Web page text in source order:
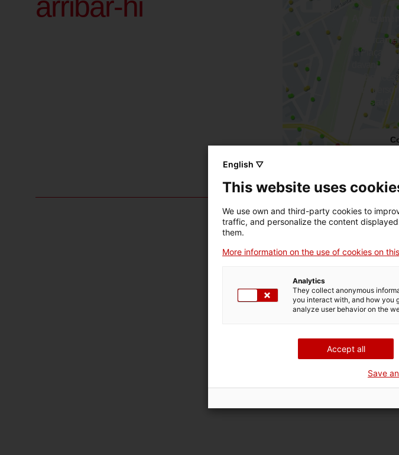
la Plaça de
davant
ha 2
per a
al costat de
Antic
de
Caterina
Plaça Pompeu Fabra, 1
English ▽
This website uses
We use own and third-party cookies to
traffic, and personalize the content
them.
More information on the use of cookies on
Analytics
They collect anonymous
you interact with, and how you
analyze user behavior on the
Accept all
Save